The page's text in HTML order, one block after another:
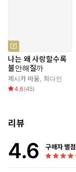
나는 왜 사랑할수록
불안해질까
제시카 바움, 최다인
4.6(45)
리뷰
4.6 구매자 별점